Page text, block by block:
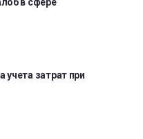
затрат при